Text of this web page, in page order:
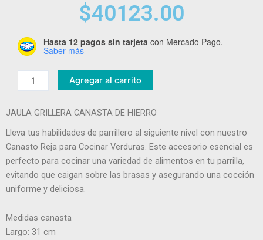
$40123.00
Hasta 12 pagos sin tarjeta con Mercado Pago.
Saber más
Jaula
Grillera
Canasta
cantidad
Agregar al carrito
JAULA GRILLERA CANASTA DE HIERRO
Lleva tus habilidades de parrillero al siguiente nivel con nuestro
Canasto Reja para Cocinar Verduras. Este accesorio esencial es
perfecto para cocinar una variedad de alimentos en tu parrilla,
evitando que caigan sobre las brasas y asegurando una cocción
uniforme y deliciosa.
Medidas canasta
Largo: 31 cm